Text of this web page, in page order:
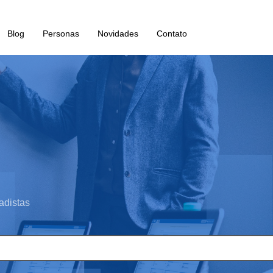
Blog Personas Novidades Contato